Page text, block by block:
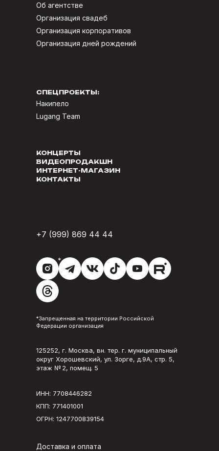
*Запрещенная на территории Российской
Федерации организация
ИНН: 7708446282
КПП: 771401001
ОГРН: 1247700839154
+7 (999) 869 44 44
Об агентстве
Организация свадеб
Организация корпоративов
Организация дней рождений
КОНЦЕРТЫ
ВИДЕОПРОДАКШН
ИНТЕРНЕТ-МАГАЗИН
КОНТАКТЫ
СПЕЦПРОЕКТЫ:
Накипело
Lugang Team
Доставка и оплата
125252, г. Москва, вн. тер. г. муниципальный
округ Хорошевский, ул. Зорге, д.9А, стр. 5,
этаж № 2, помещ. 5
*